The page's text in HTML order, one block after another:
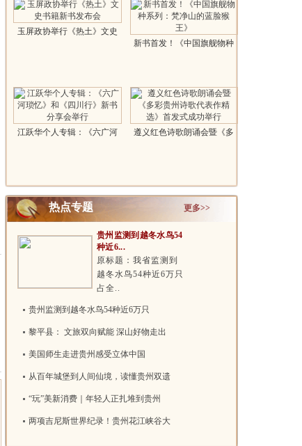
玉屏政协举行《热土》文史
新书首发！《中国旗舰物种
江跃华个人专辑：《六广河
遵义红色诗歌朗诵会暨《多
热点专题 更多>>
贵州监测到越冬水鸟54
种近6...
原标题：我省监测到
越冬水鸟54种近6万只
占全..
贵州监测到越冬水鸟54种近6万只
黎平县： 文旅双向赋能 深山好物走出
美国师生走进贵州感受立体中国
从百年城堡到人间仙境，读懂贵州双遗
“玩”美新消费｜年轻人正扎堆到贵州
两项吉尼斯世界纪录！贵州花江峡谷大